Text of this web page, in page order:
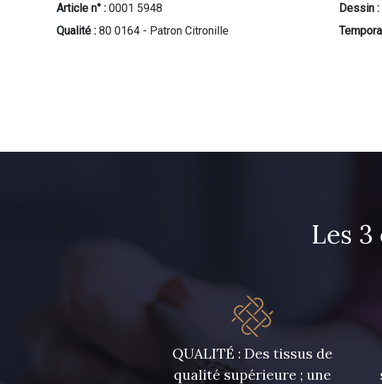
Article n° : 0001 5948
Qualité : 80 0164 - Patron Citronille
Dessin :
Les
QUALITÉ : Des tissus de
qualité supérieure ; une